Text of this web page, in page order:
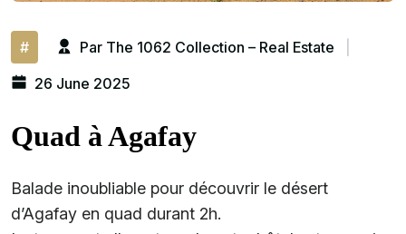
# Par The 1062 Collection – Real Estate
26 June 2025
Quad à Agafay
Balade inoubliable pour découvrir le désert
d’Agafay en quad durant 2h.